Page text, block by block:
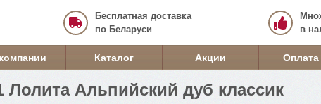
Бесплатная доставка
по Беларуси
в
Каталог Акции Оплата
Лолита Альпийский дуб классик